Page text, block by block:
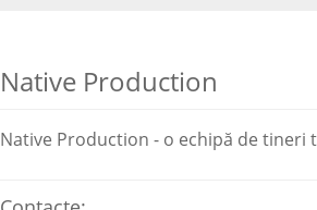
Native Production
Native Production - o echipă de tineri